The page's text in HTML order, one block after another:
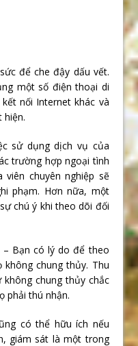
để che đậy dấu vết.
một số điện thoại di
nối Internet khác và
hiện.
sử dụng dịch vụ của
trường hợp ngoại tình
chuyên nghiệp sẽ
phạm. Hơn nữa, một
chú ý khi theo dõi đối
– Bạn có lý do để theo
chung thủy. Thu
chung thủy chắc
phải thú nhận.
có thể hữu ích nếu
giám sát là một trong